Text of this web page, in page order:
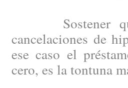
Sostener que
cancelaciones de
ese caso el
cero, es la tontuna